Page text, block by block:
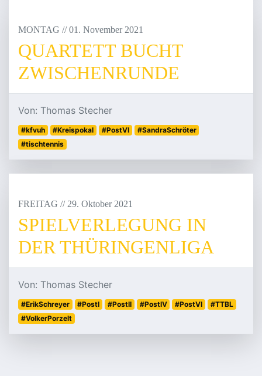
MONTAG // 01 . November 2021
QUARTETT BUCHT
ZWISCHENRUNDE
Von: Thomas Stecher
#kfvuh #Kreispokal #PostVI
#SandraSchröter
#tischtennis
FREITAG // 29. Oktober 2021
SPIELVERLEGUNG IN
DER THÜRINGENLIGA
Von: Thomas Stecher
#ErikSchreyer #PostI #PostII #PostIV #PostVI
#TTBL
#VolkerPorzelt